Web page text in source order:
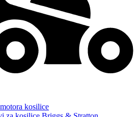
kosilice